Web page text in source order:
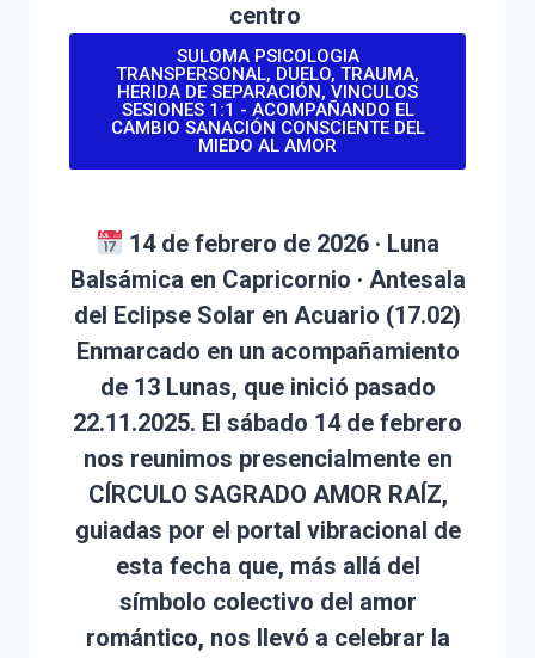
centro
SULOMA PSICOLOGIA
TRANSPERSONAL, DUELO, TRAUMA,
HERIDA DE SEPARACIÓN, VINCULOS
SESIONES 1:1 - ACOMPAÑANDO EL
CAMBIO SANACIÓN CONSCIENTE DEL
MIEDO AL AMOR
14 de febrero de 2026 · Luna
Balsámica en Capricornio · Antesala
del Eclipse Solar en Acuario (17.02)
Enmarcado en un acompañamiento
de 13 Lunas, que inició pasado
22.11.2025. El sábado 14 de febrero
nos reunimos presencialmente en
CÍRCULO SAGRADO AMOR RAÍZ,
guiadas por el portal vibracional de
esta fecha que, más allá del
símbolo colectivo del amor
romántico, nos llevó a celebrar la